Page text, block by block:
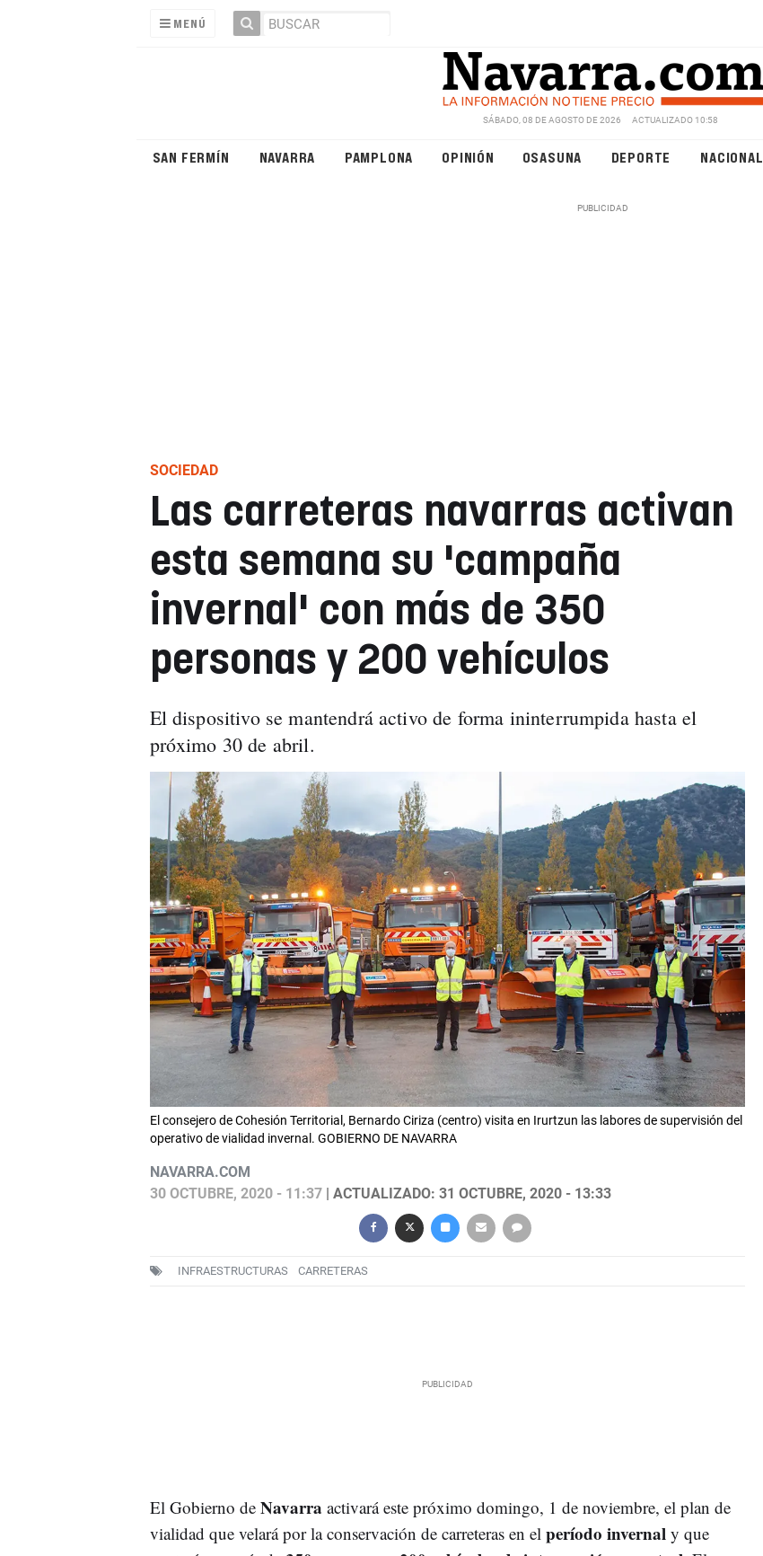
MENÚ
SÁBADO, 08 DE AGOSTO DE 2026 ACTUALIZADO 10:58
SAN FERMÍN NAVARRA PAMPLONA OPINIÓN OSASUNA DEPORTE NACIONAL
SOCIEDAD
Las carreteras navarras activan
esta semana su 'campaña
invernal' con más de 350
personas y 200 vehículos
El dispositivo se mantendrá activo de forma ininterrumpida hasta el
próximo 30 de abril.
El consejero de Cohesión Territorial, Bernardo Ciriza (centro) visita en Irurtzun las labores de supervisión del
operativo de vialidad invernal. GOBIERNO DE NAVARRA
NAVARRA.COM
30 OCTUBRE, 2020 - 11:37| ACTUALIZADO: 31 OCTUBRE, 2020 - 13:33
INFRAESTRUCTURAS CARRETERAS
El Gobierno de Navarra activará este próximo domingo, 1 de noviembre, el plan de
vialidad que velará por la conservación de carreteras en el período invernal y que